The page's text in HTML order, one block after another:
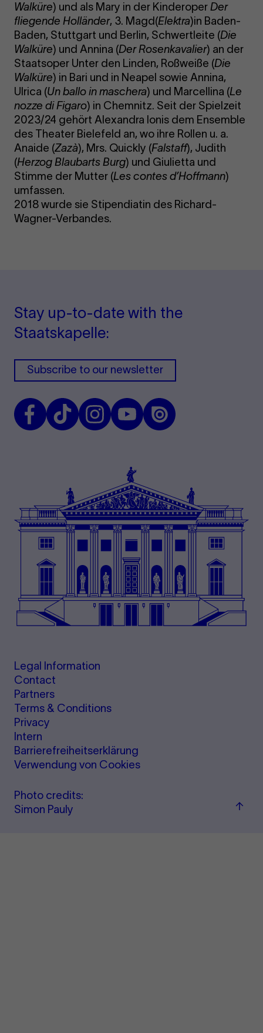
Walküre) und als Mary in der KinderoperDer
fliegende Holländer, 3. Magd(Elektra)in Baden-
Baden, Stuttgart und Berlin, Schwertleite (Die
Walküre) und Annina (Der Rosenkavalier) an der
Staatsoper Unter den Linden, Roßweiße (Die
Walküre) in Bari und in Neapel sowie Annina,
Ulrica (Un ballo in maschera) und Marcellina (Le
nozze di Figaro) in Chemnitz. Seit der Spielzeit
2023/24 gehört Alexandra Ionis dem Ensemble
des Theater Bielefeld an, wo ihre Rollen u. a.
Anaide (Zazà), Mrs. Quickly (Falstaff), Judith
(Herzog Blaubarts Burg) und Giulietta und
Stimme der Mutter (Les contes d’Hoffmann)
umfassen.
2018 wurde sie Stipendiatin des Richard-
Wagner-Verbandes.
Stay up-to-date with the
Staatskapelle:
Subscribe to our newsletter
FacebookTikTokInstagramYoutubeIssuu
Legal Information
Contact
Partners
Terms & Conditions
Privacy
Intern
Barrierefreiheitserklärung
Verwendung von Cookies
Photo credits:
Simon Pauly
Back